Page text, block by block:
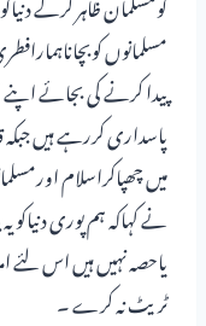
مسلمانوں
پیدا کرنے کی بجائے
پاسداری کررہے ہیں
میں چھپاکراسلام
نے کہاکہ ہم پوری دنیاکویہ
یاحصہ نہیں ہیں اس لئے
ٹریٹ نہ کرے ۔